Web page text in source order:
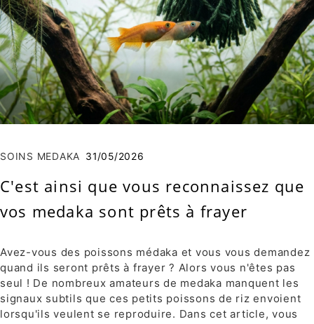
SOINS MEDAKA 31/05/2026
C'est ainsi que vous reconnaissez que
vos medaka sont prêts à frayer
Avez-vous des poissons médaka et vous vous demandez
quand ils seront prêts à frayer ? Alors vous n'êtes pas
seul ! De nombreux amateurs de medaka manquent les
signaux subtils que ces petits poissons de riz envoient
lorsqu'ils veulent se reproduire. Dans cet article, vous